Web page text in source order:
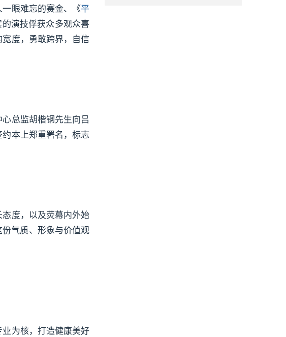
眼难忘的赛金、《平
演技俘获众多观众喜
度，勇敢跨界，自信
总监胡楷钢先生向吕
本上郑重署名，标志
度，以及荧幕内外始
气质、形象与价值观
为核，打造健康美好